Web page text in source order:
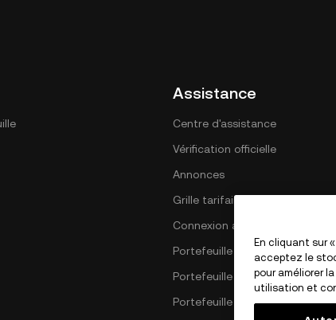
Assistance
Centre d'assistance
Vérification officielle
Annonces
Grille tarifaire DEX
Connexion avec OKX
Portefeuille Bitcoin
Portefeuille Ethereum
Portefeuille Solana
En cliquant sur
acceptez le
pour améliorer
utilisation et